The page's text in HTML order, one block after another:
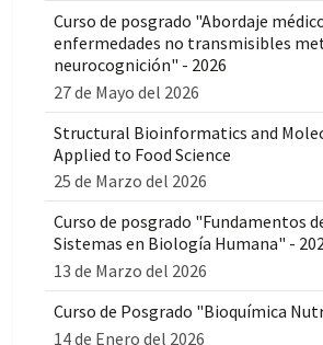
Curso de posgrado "Abordaje
enfermedades no transmisibles
neurocognición" - 2026
27 de Mayo del 2026
Structural Bioinformatics and
Applied to Food Science
25 de Marzo del 2026
Curso de posgrado "Fundamentos
Sistemas en Biología Humana" -
13 de Marzo del 2026
Curso de Posgrado "Bioquímica
14 de Enero del 2026